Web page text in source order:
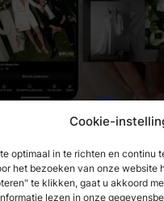
Cookie-
optimaal in te richten en continu
het bezoeken van onze website
te klikken, gaat u akkoord
lezen in onze